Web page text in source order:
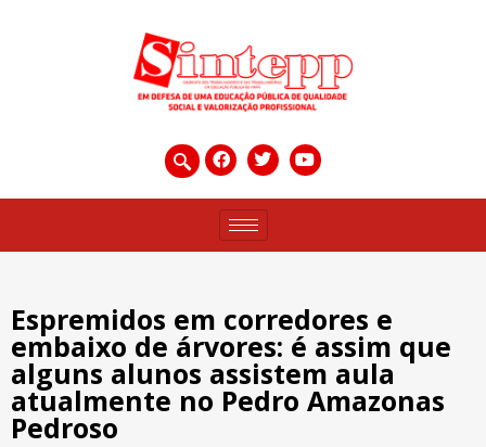
Espremidos em corredores e
embaixo de árvores: é assim que
alguns alunos assistem aula
atualmente no Pedro Amazonas
Pedroso